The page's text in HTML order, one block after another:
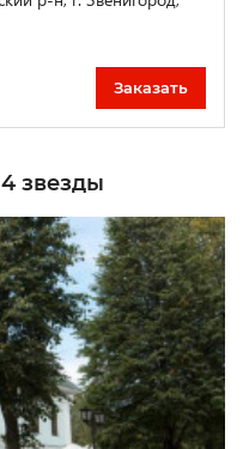
Заказать
звезды